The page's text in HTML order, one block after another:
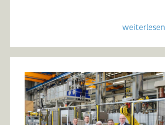
weiterlesen